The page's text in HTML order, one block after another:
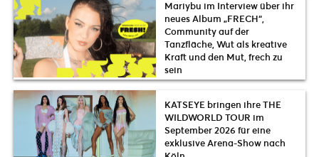
Mariybu im Interview über ihr
neues Album „FRECH“,
Community auf der
Tanzfläche, Wut als kreative
Kraft und den Mut, frech zu
sein
KATSEYE bringen ihre THE
WILDWORLD TOUR im
September 2026 für eine
exklusive Arena-Show nach